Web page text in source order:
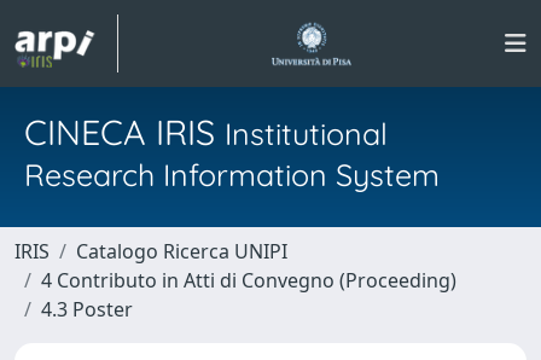
CINECA IRIS Institutional
Research Information System
IRIS
Catalogo Ricerca UNIPI
4 Contributo in Atti di Convegno (Proceeding)
4.3 Poster